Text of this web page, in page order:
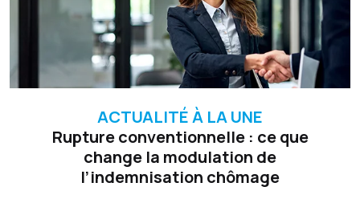
ACTUALITÉ À LA UNE
Rupture conventionnelle : ce que
change la modulation de
l’indemnisation chômage